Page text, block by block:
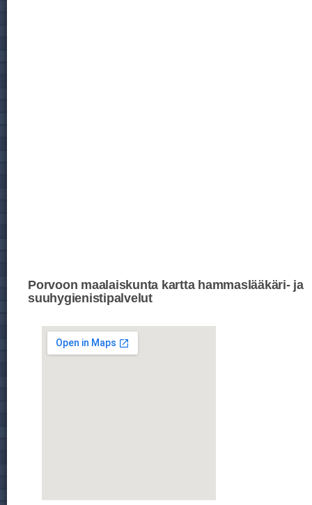
Porvoon maalaiskunta kartta hammaslääkäri- ja
suuhygienistipalvelut